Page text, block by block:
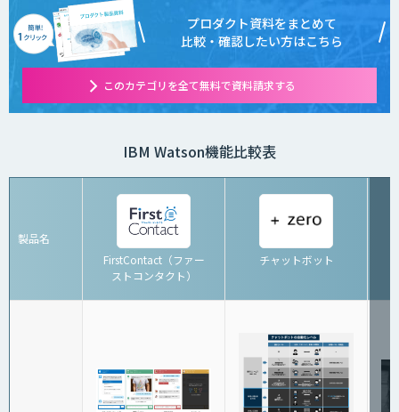
プロダクト資料をまとめて
比較・確認したい方はこちら
このカテゴリを全て無料で資料請求する
IBM Watson機能比較表
製品名
FirstContact（ファー
ストコンタクト）
チャットボット